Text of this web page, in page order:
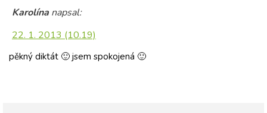
Karolína napsal:
22. 1. 2013 (10.19)
pěkný diktát 🙂 jsem spokojená 🙂